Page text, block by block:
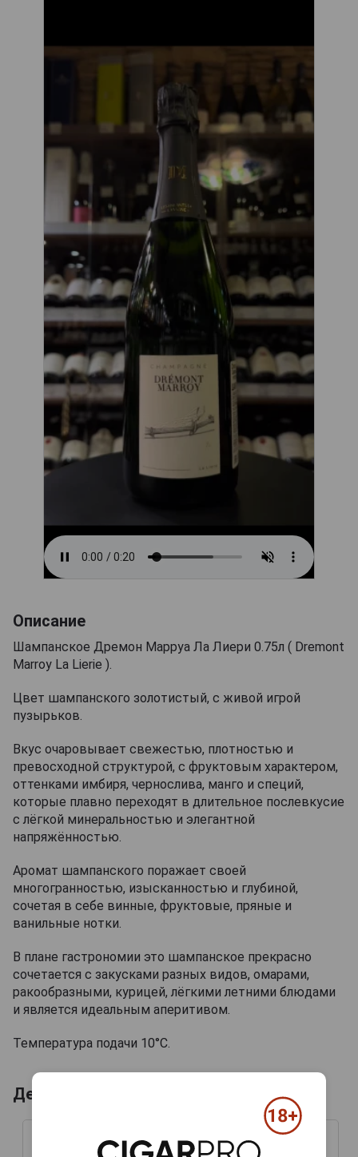
Описание
Шампанское Дремон Марруа Ла Лиери 0.75л ( Dremont
Marroy La Lierie ).
Цвет шампанского золотистый, с живой игрой
пузырьков.
Вкус очаровывает свежестью, плотностью и
превосходной структурой, с фруктовым характером,
оттенками имбиря, чернослива, манго и специй,
которые плавно переходят в длительное послевкусие
с лёгкой минеральностью и элегантной
напряжённостью.
Аромат шампанского поражает своей
многогранностью, изысканностью и глубиной,
сочетая в себе винные, фруктовые, пряные и
ванильные нотки.
В плане гастрономии это шампанское прекрасно
сочетается с закусками разных видов, омарами,
ракообразными, курицей, лёгкими летними блюдами
и является идеальным аперитивом.
Температура подачи 10°С.
Деревянные ящики